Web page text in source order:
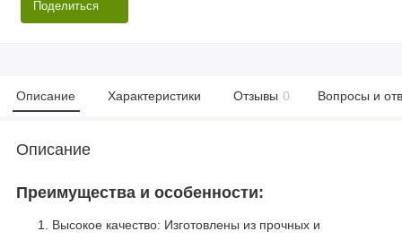
Поделиться
Описание Характеристики Отзывы 0 Вопросы и
Описание
Преимущества и особенности:
Высокое качество: Изготовлены из прочных и